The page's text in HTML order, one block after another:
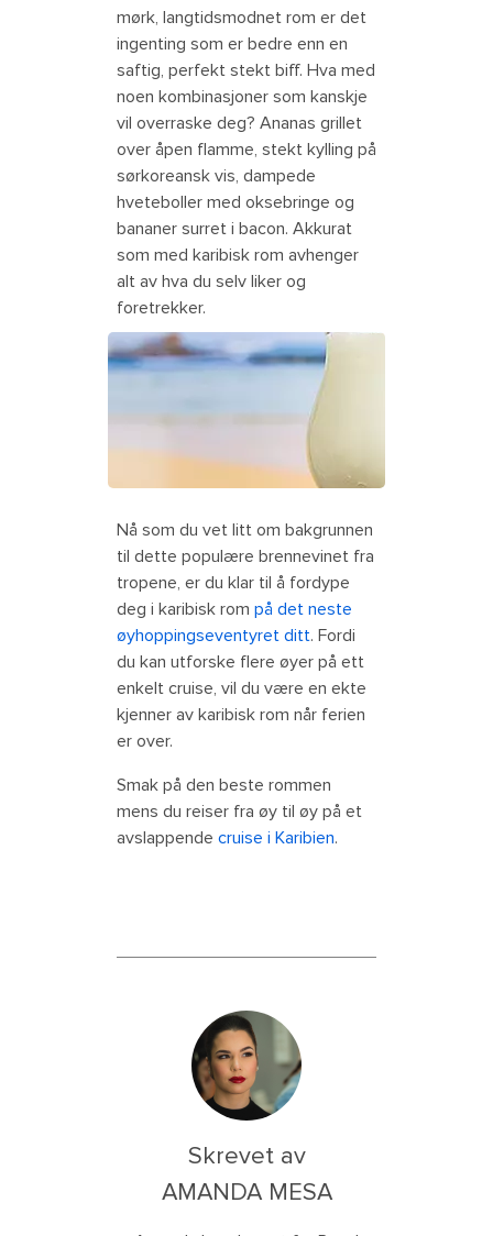
mørk, langtidsmodnet rom er det
ingenting som er bedre enn en
saftig, perfekt stekt biff. Hva med
noen kombinasjoner som kanskje
vil overraske deg? Ananas grillet
over åpen flamme, stekt kylling på
sørkoreansk vis, dampede
hveteboller med oksebringe og
bananer surret i bacon. Akkurat
som med karibisk rom avhenger
alt av hva du selv liker og
foretrekker.
Pina colada cocktail made with
Nå som du vet litt om bakgrunnen
til dette populære brennevinet fra
tropene, er du klar til å fordype
deg i karibisk rom på det neste
øyhoppingseventyret ditt. Fordi
du kan utforske flere øyer på ett
enkelt cruise, vil du være en ekte
kjenner av karibisk rom når ferien
er over.
Smak på den beste rommen
mens du reiser fra øy til øy på et
avslappende cruise i Karibien.
Skrevet av
AMANDA MESA